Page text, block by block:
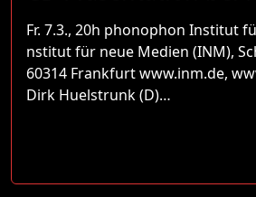
Fr. 7.3., 20h phonophon Institut
nstitut für neue Medien (INM),
60314 Frankfurt www.inm.de,
Dirk Huelstrunk (D)…